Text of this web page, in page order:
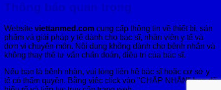
Thông báo quan trọng
Website viettanmed.com cung cấp thông tin về thiết bị, sản
phẩm và giải pháp y tế dành cho bác sĩ, nhân viên y tế và
đơn vị chuyên môn. Nội dung không dành cho bệnh nhân và
không thay thế tư vấn chẩn đoán, điều trị của bác sĩ.
Nếu bạn là bệnh nhân, vui lòng liên hệ bác sĩ hoặc cơ sở y
tế có thẩm quyền. Bằng việc click vào "CHẤP NHẬN" bạn đã